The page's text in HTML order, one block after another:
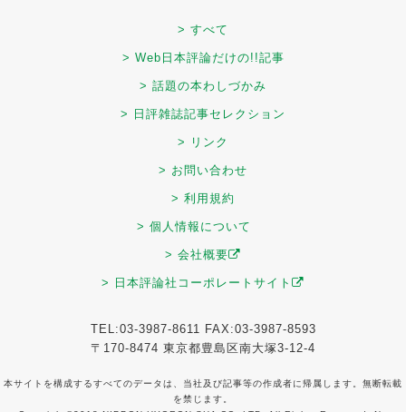
> すべて
> Web日本評論だけの!!記事
> 話題の本わしづかみ
> 日評雑誌記事セレクション
> リンク
> お問い合わせ
> 利用規約
> 個人情報について
> 会社概要
> 日本評論社コーポレートサイト
TEL:03-3987-8611 FAX:03-3987-8593
〒170-8474 東京都豊島区南大塚3-12-4
本サイトを構成するすべてのデータは、当社及び記事等の作成者に帰属します。無断転載
を禁じます。